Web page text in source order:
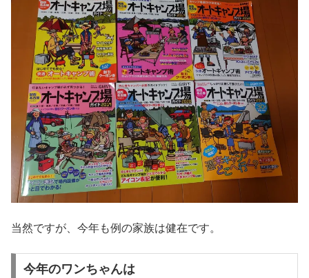
当然ですが、今年も例の家族は健在です。
今年のワンちゃんは